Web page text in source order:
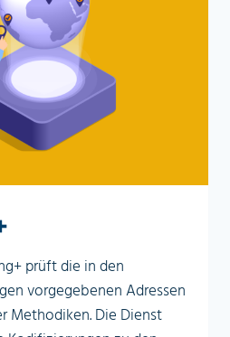
prüft die in den
vorgegebenen Adressen
Methodiken. Die Dienst